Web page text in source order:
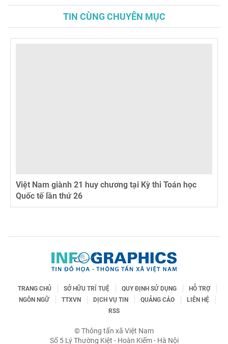
TIN CÙNG CHUYÊN MỤC
Việt Nam giành 21 huy chương tại Kỳ thi Toán học
Quốc tế lần thứ 26
TRANG CHỦ SỞ HỮU TRÍ TUỆ QUY ĐỊNH SỬ DỤNG
HỖ TRỢ
NGÔN NGỮ
TTXVN DỊCH VỤ TIN QUẢNG CÁO
LIÊN HỆ
RSS
© Thông tấn xã Việt Nam
Số 5 Lý Thường Kiệt - Hoàn Kiếm - Hà Nội